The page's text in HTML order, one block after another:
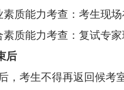
素质能力考查：考生现
素质能力考查：复试专
后
，考生不得再返回候考